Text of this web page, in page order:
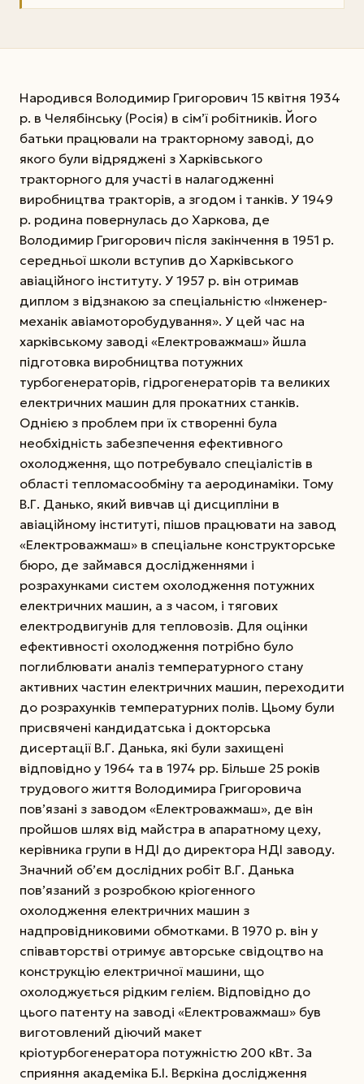
Народився Володимир Григорович 15 квітня 1934
р. в Челябінську (Росія) в сім’ї робітників. Його
батьки працювали на тракторному заводі, до
якого були відряджені з Харківського
тракторного для участі в налагодженні
виробництва тракторів, а згодом і танків. У 1949
р. родина повернулась до Харкова, де
Володимир Григорович після закінчення в 1951 р.
середньої школи вступив до Харківського
авіаційного інституту. У 1957 р. він отримав
диплом з відзнакою за спеціальністю «Інженер-
механік авіамоторобудування». У цей час на
харківському заводі «Електроважмаш» йшла
підготовка виробництва потужних
турбогенераторів, гідрогенераторів та великих
електричних машин для прокатних станків.
Однією з проблем при їх створенні була
необхідність забезпечення ефективного
охолодження, що потребувало спеціалістів в
області тепломасообміну та аеродинаміки. Тому
В.Г. Данько, який вивчав ці дисципліни в
авіаційному інституті, пішов працювати на завод
«Електроважмаш» в спеціальне конструкторське
бюро, де займався дослідженнями і
розрахунками систем охолодження потужних
електричних машин, а з часом, і тягових
електродвигунів для тепловозів. Для оцінки
ефективності охолодження потрібно було
поглиблювати аналіз температурного стану
активних частин електричних машин, переходити
до розрахунків температурних полів. Цьому були
присвячені кандидатська і докторська
дисертації В.Г. Данька, які були захищені
відповідно у 1964 та в 1974 рр. Більше 25 років
трудового життя Володимира Григоровича
пов’язані з заводом «Електроважмаш», де він
пройшов шлях від майстра в апаратному цеху,
керівника групи в НДІ до директора НДІ заводу.
Значний об’єм дослідних робіт В.Г. Данька
пов’язаний з розробкою кріогенного
охолодження електричних машин з
надпровідниковими обмотками. В 1970 р. він у
співавторстві отримує авторське свідоцтво на
конструкцію електричної машини, що
охолоджується рідким гелієм. Відповідно до
цього патенту на заводі «Електроважмаш» був
виготовлений діючий макет
кріотурбогенератора потужністю 200 кВт. За
сприяння академіка Б.І. Вєркіна дослідження